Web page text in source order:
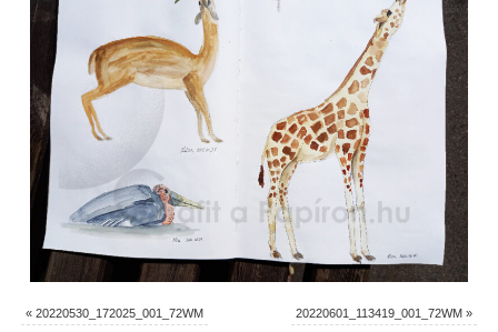
« 20220530_172025_001_72WM 20220601_113419_001_72WM »